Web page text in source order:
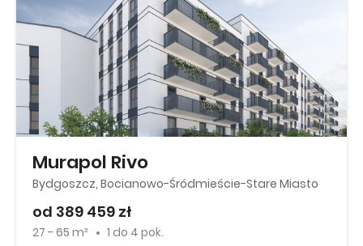
Murapol Rivo
Bydgoszcz, Bocianowo-Śródmieście-Stare Miasto
od 389 459 zł
27 - 65 m² 1 do 4 pok.